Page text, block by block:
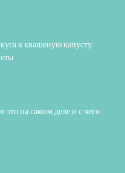
в квашеную капусту:
это на самом деле и с чего